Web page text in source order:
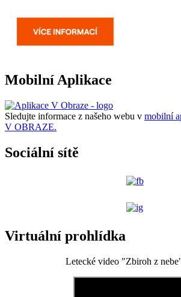
Mobilní Aplikace
Sledujte informace z našeho webu v mobilní
V OBRAZE.
Sociální sítě
Virtuální prohlídka
Letecké video "Zbiroh z